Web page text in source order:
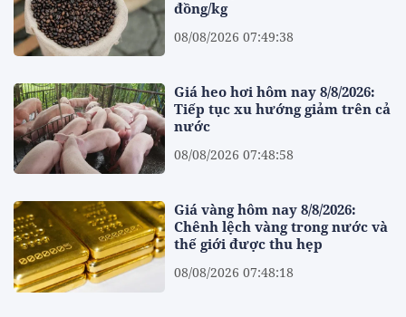
đồng/kg
08/08/2026 07:49:38
Giá heo hơi hôm nay 8/8/2026:
Tiếp tục xu hướng giảm trên cả
nước
08/08/2026 07:48:58
Giá vàng hôm nay 8/8/2026:
Chênh lệch vàng trong nước và
thế giới được thu hẹp
08/08/2026 07:48:18